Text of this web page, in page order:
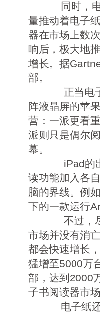
同时，电
量推动着电子
器在市场上数
响后，极大地
增长。据
部。
正当电子
阵液晶屏的苹
营：一派更看
派则只是偶尔
幕。
iPad的出
读功能加入各
脑的界线。例
下的一款运行
不过，尽
市场并没有消
都会快速增长
猛增至5000万
部，达到2000
子书阅读器市
电子纸还